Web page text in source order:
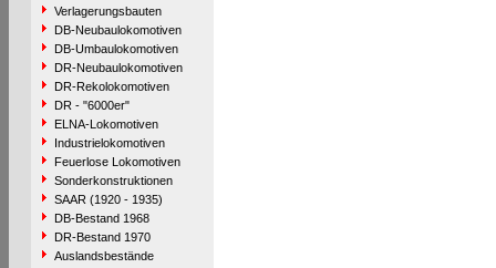
Verlagerungsbauten
DB-Neubaulokomotiven
DB-Umbaulokomotiven
DR-Neubaulokomotiven
DR-Rekolokomotiven
DR - "6000er"
ELNA-Lokomotiven
Industrielokomotiven
Feuerlose Lokomotiven
Sonderkonstruktionen
SAAR (1920 - 1935)
DB-Bestand 1968
DR-Bestand 1970
Auslandsbestände